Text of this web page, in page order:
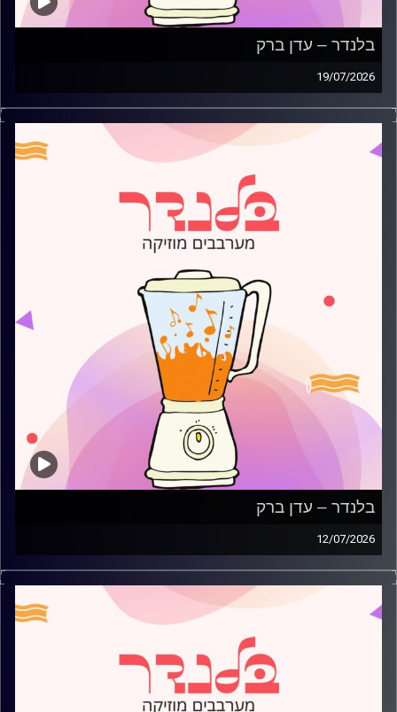
בלנדר – עדן ברק
19/07/2026
מוזיקה קצבית חדשה עם עדן ברק
קרדיט תמונות:
AudioVersity
בלנדר – עדן ברק
12/07/2026
מוזיקה קצבית חדשה עם עדן ברק
קרדיט תמונות:
AudioVersity